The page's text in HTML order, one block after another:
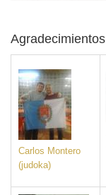
Agradecimientos
Carlos Montero
(judoka)